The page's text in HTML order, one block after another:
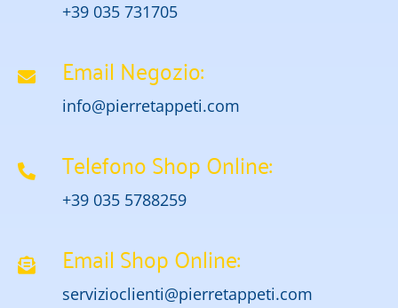
+39 035 731705
Email Negozio:
info@pierretappeti.com
Telefono Shop Online:
+39 035 5788259
Email Shop Online:
servizioclienti@pierretappeti.com